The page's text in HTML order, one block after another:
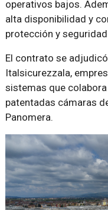
operativos bajos.
alta disponibilidad y
protección y
El contrato se
Italsicurezzala,
sistemas que
patentadas cámaras
Panomera.